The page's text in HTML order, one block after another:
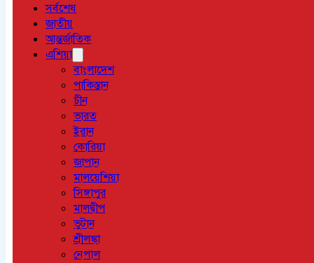
সর্বশেষ
জাতীয়
আন্তর্জাতিক
এশিয়া
বাংলাদেশ
পাকিস্তান
চীন
ভারত
ইরান
কোরিয়া
জাপান
মালয়েশিয়া
সিঙ্গাপুর
মালদ্বীপ
ভুটান
শ্রীলঙ্কা
নেপাল